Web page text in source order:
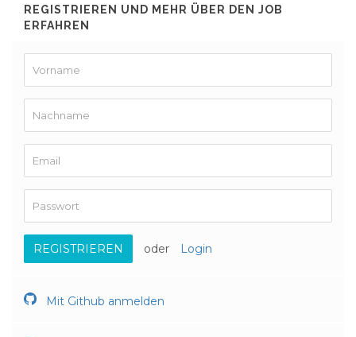
REGISTRIEREN UND MEHR ÜBER DEN JOB
ERFAHREN
REGISTRIEREN oder Login
Mit Github anmelden